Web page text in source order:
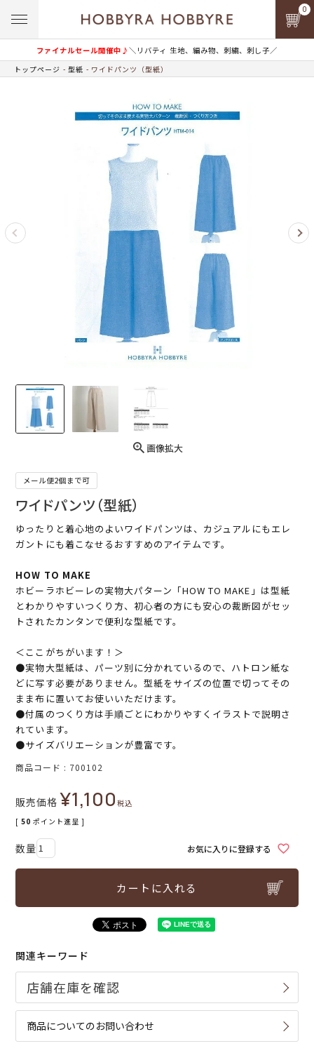
ファイナルセール開催中♪＼リバティ 生地、編み物、刺繍、刺し子／
0
トップページ 型紙 ワイドパンツ（型紙）
画像拡大
メール便2個まで可
ワイドパンツ（型紙）
ゆったりと着心地のよいワイドパンツは、カジュアルにもエレ
ガントにも着こなせるおすすめのアイテムです。
HOW TO MAKE
ホビーラホビーレの実物大パターン「HOW TO MAKE」は型紙
とわかりやすいつくり方、初心者の方にも安心の裁断図がセッ
トされたカンタンで便利な型紙です。
＜ここがちがいます！＞
●実物大型紙は、パーツ別に分かれているので、ハトロン紙な
どに写す必要がありません。型紙をサイズの位置で切ってその
まま布に置いてお使いいただけます。
●付属のつくり方は手順ごとにわかりやすくイラストで説明さ
れています。
●サイズバリエーションが豊富です。
商品コード 700102
販売価格 ¥1,100税込
[ 50 ポイント進呈 ]
お気に入りに登録する
カートに入れる
関連キーワード
商品についてのお問い合わせ